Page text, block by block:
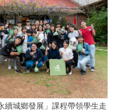
城鄉發展」課程帶領學生走